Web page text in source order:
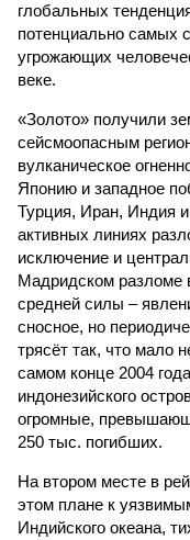
глобальных
потенциально самых
угрожающих
веке.
«Золото» получили
сейсмоопасным
вулканическое
Японию и западное
Турция, Иран, Индия
активных линиях
исключение и
Мадридском разломе
средней силы –
сносное, но
трясёт так, что мало
самом конце 2004
индонезийского
огромные,
250 тыс. погибших.
На втором месте в
этом плане к
Индийского океана,